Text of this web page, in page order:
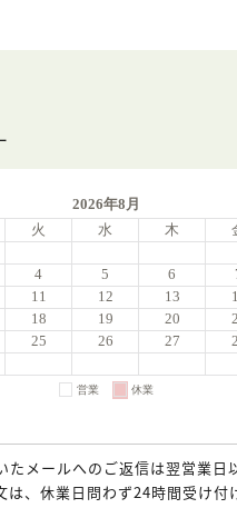
たメールへのご返信は翌営業日
は、休業日問わず24時間受け付